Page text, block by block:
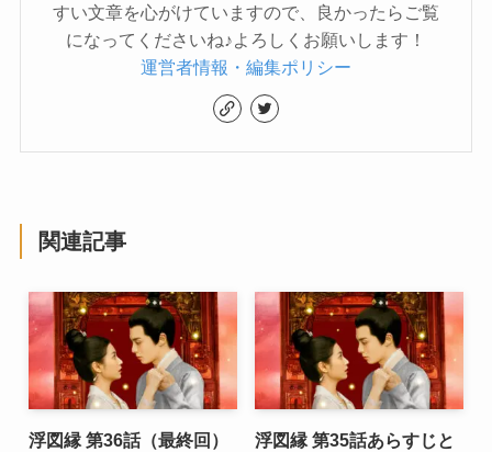
すい文章を心がけていますので、良かったらご覧
になってくださいね♪よろしくお願いします！
運営者情報・編集ポリシー
関連記事
浮図縁 第36話（最終回）
浮図縁 第35話あらすじと